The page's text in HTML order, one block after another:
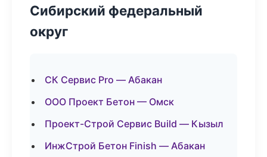
Сибирский федеральный
округ
СК Сервис Pro — Абакан
ООО Проект Бетон — Омск
Проект-Строй Сервис Build — Кызыл
ИнжСтрой Бетон Finish — Абакан